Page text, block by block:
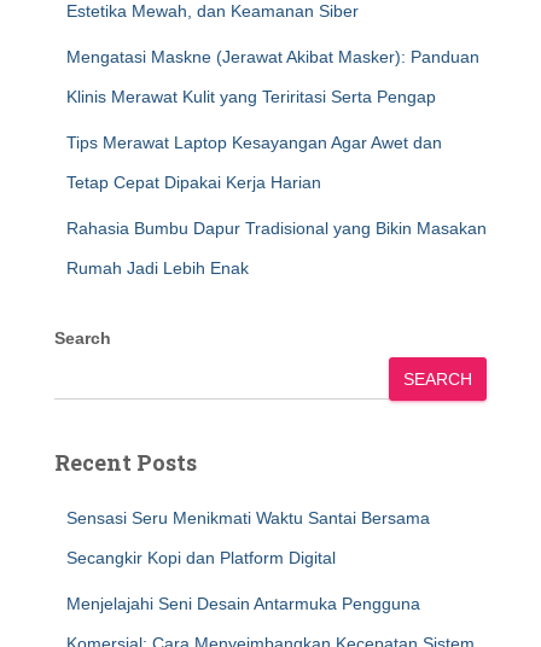
Estetika Mewah, dan Keamanan Siber
Mengatasi Maskne (Jerawat Akibat Masker): Panduan
Klinis Merawat Kulit yang Teriritasi Serta Pengap
Tips Merawat Laptop Kesayangan Agar Awet dan
Tetap Cepat Dipakai Kerja Harian
Rahasia Bumbu Dapur Tradisional yang Bikin Masakan
Rumah Jadi Lebih Enak
Search
SEARCH
Recent Posts
Sensasi Seru Menikmati Waktu Santai Bersama
Secangkir Kopi dan Platform Digital
Menjelajahi Seni Desain Antarmuka Pengguna